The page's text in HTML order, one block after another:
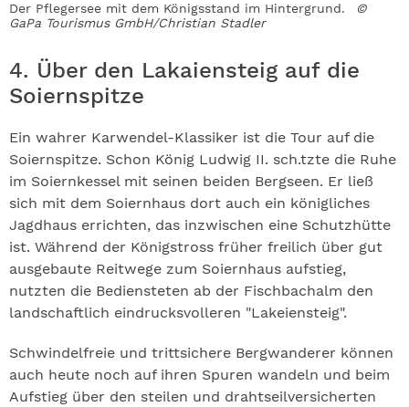
Der Pflegersee mit dem Königsstand im Hintergrund.
©
GaPa Tourismus GmbH/Christian Stadler
4. Über den Lakaiensteig auf die
Soiernspitze
Ein wahrer Karwendel-Klassiker ist die Tour auf die
Soiernspitze. Schon König Ludwig II. sch.tzte die Ruhe
im Soiernkessel mit seinen beiden Bergseen. Er ließ
sich mit dem Soiernhaus dort auch ein königliches
Jagdhaus errichten, das inzwischen eine Schutzhütte
ist. Während der Königstross früher freilich über gut
ausgebaute Reitwege zum Soiernhaus aufstieg,
nutzten die Bediensteten ab der Fischbachalm den
landschaftlich eindrucksvolleren "Lakeiensteig".
Schwindelfreie und trittsichere Bergwanderer können
auch heute noch auf ihren Spuren wandeln und beim
Aufstieg über den steilen und drahtseilversicherten